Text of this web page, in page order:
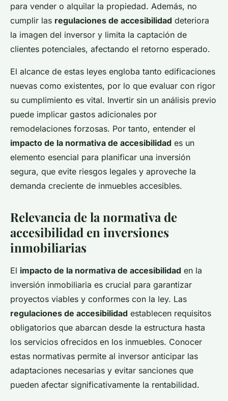
para vender o alquilar la propiedad. Además, no
cumplir las regulaciones de accesibilidad deteriora
la imagen del inversor y limita la captación de
clientes potenciales, afectando el retorno esperado.
El alcance de estas leyes engloba tanto edificaciones
nuevas como existentes, por lo que evaluar con rigor
su cumplimiento es vital. Invertir sin un análisis previo
puede implicar gastos adicionales por
remodelaciones forzosas. Por tanto, entender el
impacto de la normativa de accesibilidad es un
elemento esencial para planificar una inversión
segura, que evite riesgos legales y aproveche la
demanda creciente de inmuebles accesibles.
Relevancia de la normativa de
accesibilidad en inversiones
inmobiliarias
El impacto de la normativa de accesibilidad en la
inversión inmobiliaria es crucial para garantizar
proyectos viables y conformes con la ley. Las
regulaciones de accesibilidad establecen requisitos
obligatorios que abarcan desde la estructura hasta
los servicios ofrecidos en los inmuebles. Conocer
estas normativas permite al inversor anticipar las
adaptaciones necesarias y evitar sanciones que
pueden afectar significativamente la rentabilidad.